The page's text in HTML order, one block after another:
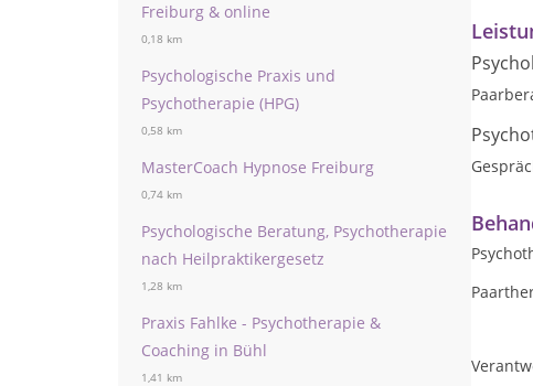
Freiburg & online
0,18 km
Psychologische Praxis und
Psychotherapie (HPG)
0,58 km
MasterCoach Hypnose Freiburg
0,74 km
Psychologische Beratung, Psychotherapie
nach Heilpraktikergesetz
1,28 km
Praxis Fahlke - Psychotherapie &
Coaching in Bühl
1,41 km